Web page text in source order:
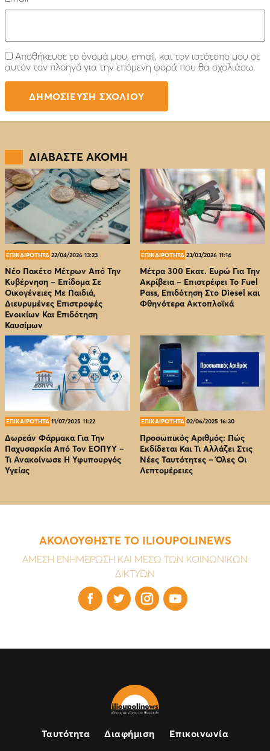
Αποθήκευσε το όνομά μου, email, και τον ιστότοπο μου σε
αυτόν τον πλοηγό για την επόμενη φορά που θα σχολιάσω.
ΔΙΑΒΑΣΤΕ ΑΚΟΜΗ
ΕΠΙΚΑΙΡΟΤΗΤΑ 22/04/2026 13:23
Νέο Πακέτο Μέτρων Από Την
Κυβέρνηση – Επίδομα Σε
Οικογένειες Με Παιδιά,
Διευρυμένες Επιστροφές
Ενοικίων Και Επιδότηση
Καυσίμων
ΕΠΙΚΑΙΡΟΤΗΤΑ 23/03/2026 11:14
Μέτρα 300 Εκατ. Ευρώ Για Την
Ακρίβεια – Επιστρέφει Το Fuel
Pass, Επιδότηση Στο Diesel και
Φθηνότερα Ακτοπλοϊκά
ΕΠΙΚΑΙΡΟΤΗΤΑ 11/07/2025 11:22
Δωρεάν Φάρμακα Για Την
Παχυσαρκία Από Τον EOΠΥΥ –
Τι Ανακοίνωσε Η Υφυπουργός
Υγείας
ΕΠΙΚΑΙΡΟΤΗΤΑ 02/06/2025 16:30
Προσωπικός Αριθμός: Πώς
Εκδίδεται Και Τι Αλλάζει Στις
Νέες Ταυτότητες – Όλες Οι
Λεπτομέρειες
ΑΚΟΛΟΥΘΗΣΤΕ ΤΟ ILIOUPOLINEWS
ΑΜΕΣΗ ΕΝΗΜΕΡΩΣΗ ΚΑΙ ΜΕΣΩ ΤΩΝ ΚΟΙΝΩΝΙΚΩΝ
ΔΙΚΤΥΩΝ
   
Ταυτότητα Διαφήμιση
Επικοινωνία